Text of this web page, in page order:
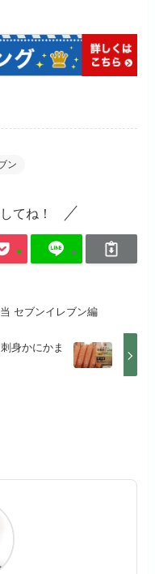
ン
てね！
セブンイレブン編
身かにかま